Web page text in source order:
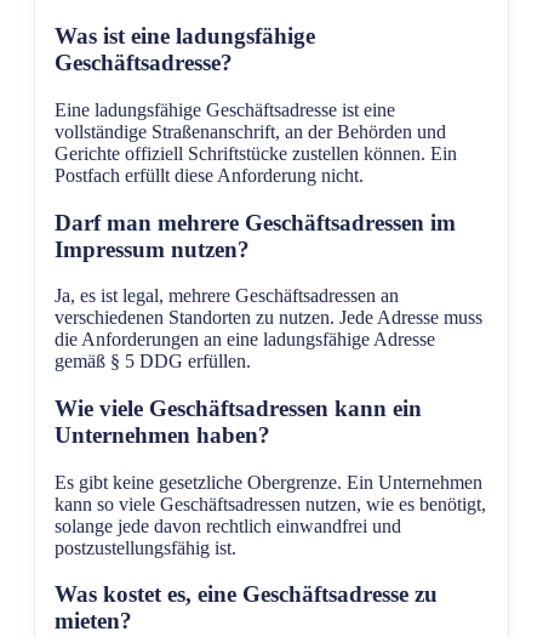
Was ist eine ladungsfähige
Geschäftsadresse?
Eine ladungsfähige Geschäftsadresse ist eine
vollständige Straßenanschrift, an der Behörden und
Gerichte offiziell Schriftstücke zustellen können. Ein
Postfach erfüllt diese Anforderung nicht.
Darf man mehrere Geschäftsadressen im
Impressum nutzen?
Ja, es ist legal, mehrere Geschäftsadressen an
verschiedenen Standorten zu nutzen. Jede Adresse muss
die Anforderungen an eine ladungsfähige Adresse
gemäß § 5 DDG erfüllen.
Wie viele Geschäftsadressen kann ein
Unternehmen haben?
Es gibt keine gesetzliche Obergrenze. Ein Unternehmen
kann so viele Geschäftsadressen nutzen, wie es benötigt,
solange jede davon rechtlich einwandfrei und
postzustellungsfähig ist.
Was kostet es, eine Geschäftsadresse zu
mieten?